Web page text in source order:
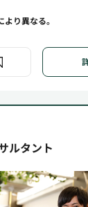
り異なる。
ルタント